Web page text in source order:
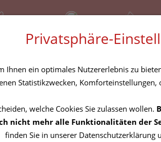
Bereitschaftsdienst Über uns
Privatsphäre-
Ihnen ein optimales Nutzererlebnis zu
Statistikzwecken,
welche Cookies Sie zulassen wollen.
nicht mehr alle Funktionalitäten der
finden Sie in unserer Datenschutzerklärung